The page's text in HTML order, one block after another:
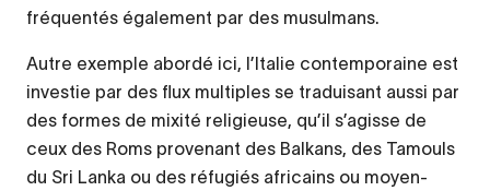
fréquentés également par des musulmans.
Autre exemple abordé ici, l’Italie contemporaine est
investie par des flux multiples se traduisant aussi par
des formes de mixité religieuse, qu’il s’agisse de
ceux des Roms provenant des Balkans, des Tamouls
du Sri Lanka ou des réfugiés africains ou moyen-